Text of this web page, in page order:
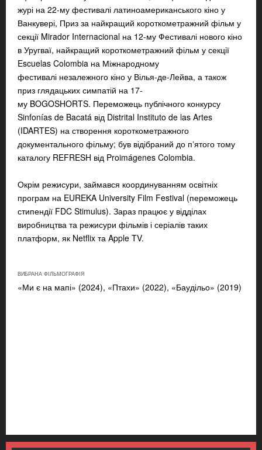
журі на 22-му фестивалі латиноамериканського кіно у
Ванкувері, Приз за найкращий короткометражний фільм у
секції Mirador Internacional на 12-му Фестивалі нового кіно
в Уругваї, найкращий короткометражний фільм у секції
Escuelas Colombia на Міжнародному
фестивалі незалежного кіно у Вілья-де-Лейва, а також
приз глядацьких симпатій на 17-
му BOGOSHORTS. Переможець публічного конкурсу
Sinfonías de Bacatá від Distrital Instituto de las Artes
(IDARTES) на створення короткометражного
документального фільму; був відібраний до пʼятого тому
каталогу REFRESH від Proimágenes Colombia.
Окрім режисури, займався координуванням освітніх
програм на EUREKA University Film Festival (переможець
стипендії FDC Stimulus). Зараз працює у відділах
виробництва та режисури фільмів і серіалів таких
платформ, як Netflix та Apple TV.
ВИБРАНА ФІЛЬМОГРАФІЯ
«Ми є на мапі» (2024), «Птахи» (2022), «Баудільо» (2019)